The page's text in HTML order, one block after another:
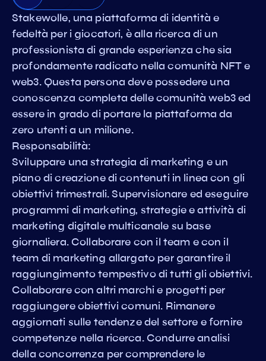
Stakewolle, una piattaforma di identità e
fedeltà per i giocatori, è alla ricerca di un
professionista di grande esperienza che sia
profondamente radicato nella comunità NFT e
web3. Questa persona deve possedere una
conoscenza completa delle comunità web3 ed
essere in grado di portare la piattaforma da
zero utenti a un milione.
Responsabilità:
Sviluppare una strategia di marketing e un
piano di creazione di contenuti in linea con gli
obiettivi trimestrali. Supervisionare ed eseguire
programmi di marketing, strategie e attività di
marketing digitale multicanale su base
giornaliera. Collaborare con il team e con il
team di marketing allargato per garantire il
raggiungimento tempestivo di tutti gli obiettivi.
Collaborare con altri marchi e progetti per
raggiungere obiettivi comuni. Rimanere
aggiornati sulle tendenze del settore e fornire
competenze nella ricerca. Condurre analisi
della concorrenza per comprendere le